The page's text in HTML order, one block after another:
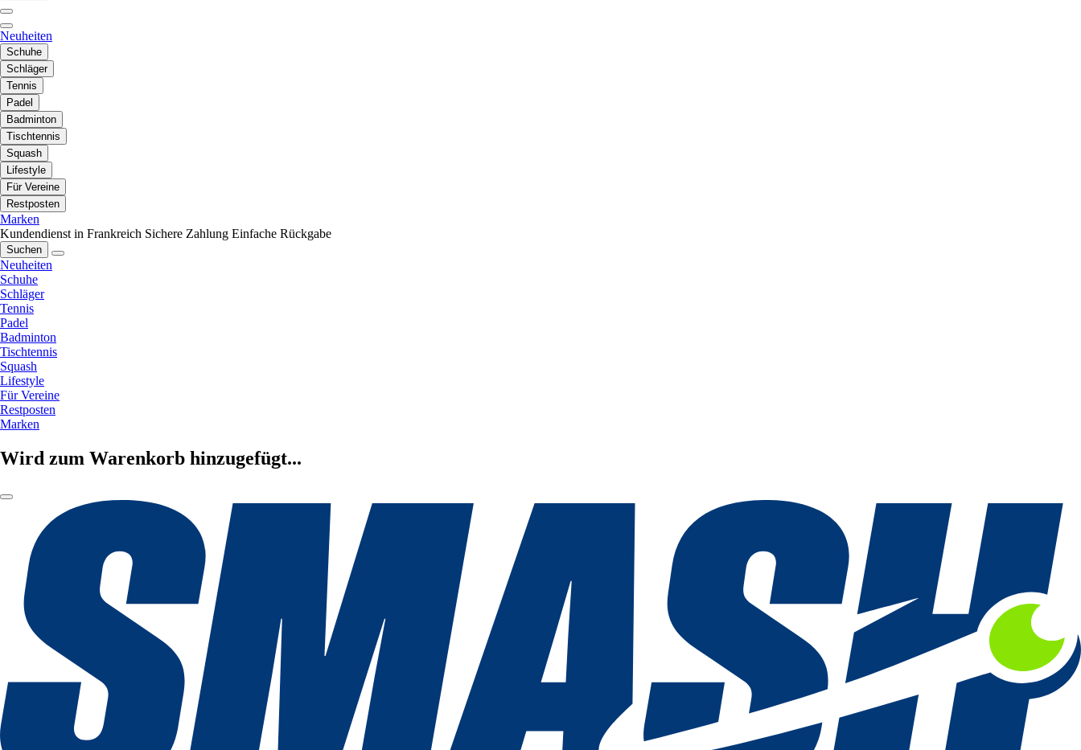
Neuheiten
Schuhe
Schläger
Tennis
Padel
Badminton
Tischtennis
Squash
Lifestyle
Für Vereine
Restposten
Marken
Kundendienst in Frankreich Sichere Zahlung Einfache Rückgabe
Suchen
Neuheiten
Schuhe
Schläger
Tennis
Padel
Badminton
Tischtennis
Squash
Lifestyle
Für Vereine
Restposten
Marken
Wird zum Warenkorb hinzugefügt...